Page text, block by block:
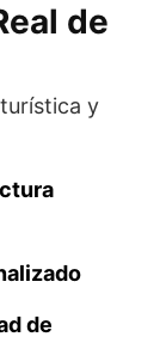
de
y
de